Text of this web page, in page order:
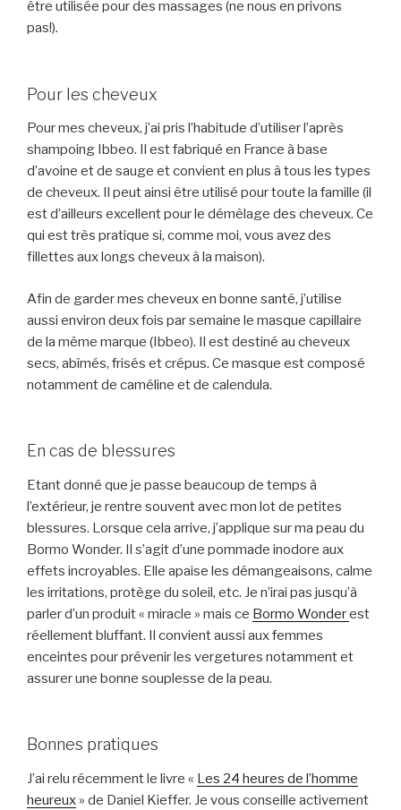
être utilisée pour des massages (ne nous en privons
pas!).
Pour les cheveux
Pour mes cheveux, j’ai pris l’habitude d’utiliser l’après
shampoing Ibbeo. Il est fabriqué en France à base
d’avoine et de sauge et convient en plus à tous les types
de cheveux. Il peut ainsi être utilisé pour toute la famille (il
est d’ailleurs excellent pour le démêlage des cheveux. Ce
qui est très pratique si, comme moi, vous avez des
fillettes aux longs cheveux à la maison).
Afin de garder mes cheveux en bonne santé, j’utilise
aussi environ deux fois par semaine le masque capillaire
de la même marque (Ibbeo). Il est destiné au cheveux
secs, abîmés, frisés et crépus. Ce masque est composé
notamment de caméline et de calendula.
En cas de blessures
Etant donné que je passe beaucoup de temps à
l’extérieur, je rentre souvent avec mon lot de petites
blessures. Lorsque cela arrive, j’applique sur ma peau du
Bormo Wonder. Il s’agit d’une pommade inodore aux
effets incroyables. Elle apaise les démangeaisons, calme
les irritations, protège du soleil, etc. Je n’irai pas jusqu’à
parler d’un produit « miracle » mais ce Bormo Wonderest
réellement bluffant. Il convient aussi aux femmes
enceintes pour prévenir les vergetures notamment et
assurer une bonne souplesse de la peau.
Bonnes pratiques
J’ai relu récemment le livre « Les 24 heures de l’homme
heureux » de Daniel Kieffer. Je vous conseille activement